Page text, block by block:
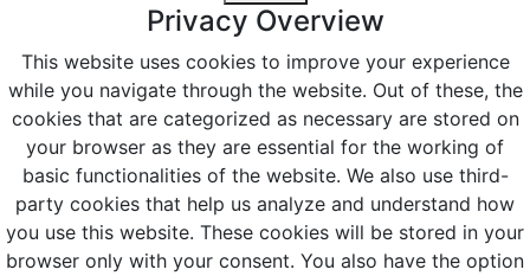
Privacy Overview
This website uses cookies to improve your experience
while you navigate through the website. Out of these, the
cookies that are categorized as necessary are stored on
your browser as they are essential for the working of
basic functionalities of the website. We also use third-
party cookies that help us analyze and understand how
you use this website. These cookies will be stored in your
browser only with your consent. You also have the option